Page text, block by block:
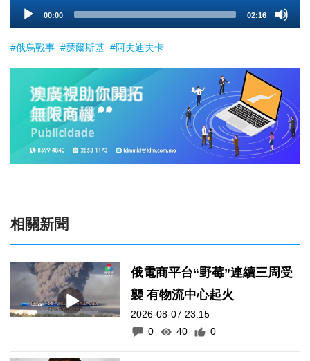
Player
00:00 02:16
#俄烏戰事 #瑟爾斯基 #阿夫迪夫卡
相關新聞
俄電商平台“野莓”連續三周受
襲 有物流中心起火
2026-08-07 23:15
0
40 0